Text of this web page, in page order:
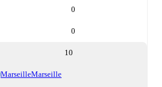
0
0
10
MarseilleMarseille